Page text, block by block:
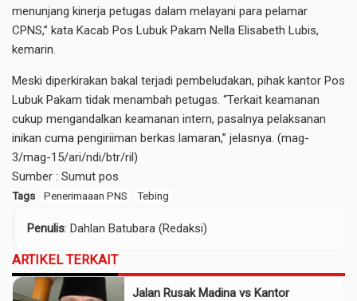
menunjang kinerja petugas dalam melayani para pelamar
CPNS,” kata Kacab Pos Lubuk Pakam Nella Elisabeth Lubis,
kemarin.
Meski diperkirakan bakal terjadi pembeludakan, pihak kantor Pos
Lubuk Pakam tidak menambah petugas. “Terkait keamanan
cukup mengandalkan keamanan intern, pasalnya pelaksanan
inikan cuma pengiriiman berkas lamaran,” jelasnya. (mag-
3/mag-15/ari/ndi/btr/ril)
Sumber : Sumut pos
Tags Penerimaaan PNS Tebing
Penulis: Dahlan Batubara (Redaksi)
ARTIKEL TERKAIT
Jalan Rusak Madina vs Kantor